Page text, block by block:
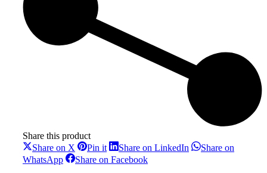
Share this product
Share on X Share
on
X
Pin itShare
on
Pinterest
Share on LinkedIn ShareShare on
WhatsAppShareShare on FacebookShare